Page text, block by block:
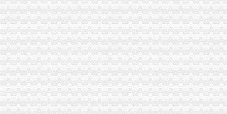
招商银行--四平包装（）2014年年度报告
办事项目：劳的动保障书面审查.doc8页-高清全文免费预览-max文档
沙坪坝区办税务登记证流程
单位纳税人、个体工商户、分支机构办理税务登记证的流程
开沙场与开采石场手续_破碎机厂家
注册个公司要多少钱？注册公司流程步骤_更富学院_资讯_更富网
重庆沙坪坝工商**公司注册重庆沙坪坝工商**优惠办理重庆公司注册今
沙坪坝哪里可以办理,沙坪坝哪里能够办理个人无押|价
重庆办税务登记证
求助！！分公司关于办理税务登记证之事-职场人生-广州妈妈论坛
【税务代理】_税务代理公司大全_税务代理价格_顺企网